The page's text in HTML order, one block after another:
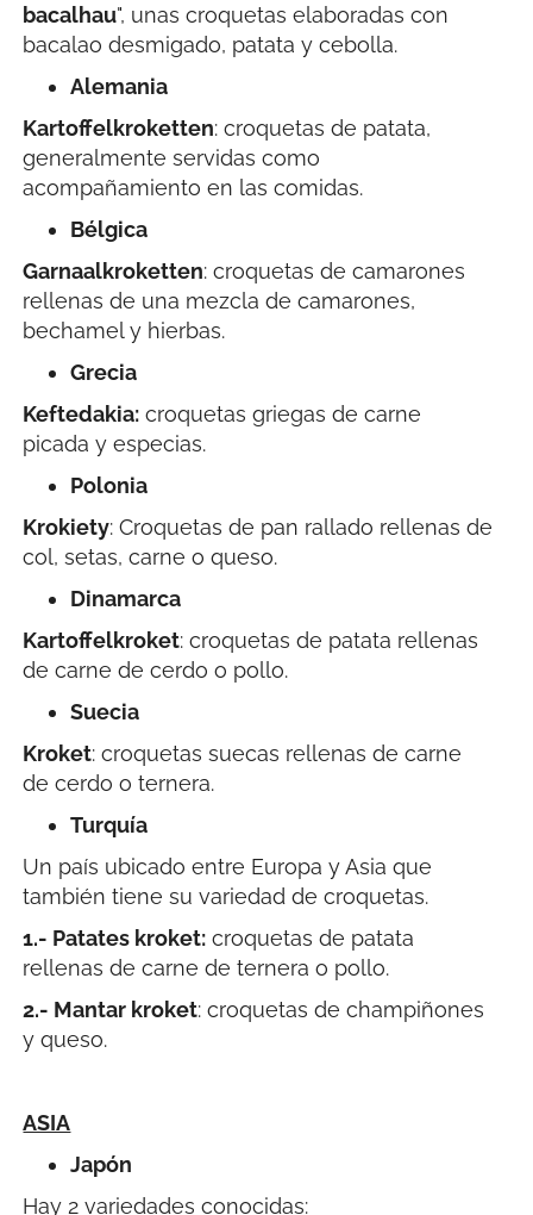
bacalhau", unas croquetas elaboradas con
bacalao desmigado, patata y cebolla.
Alemania
Kartoffelkroketten: croquetas de patata,
generalmente servidas como
acompañamiento en las comidas.
Bélgica
Garnaalkroketten: croquetas de camarones
rellenas de una mezcla de camarones,
bechamel y hierbas.
Grecia
Keftedakia: croquetas griegas de carne
picada y especias.
Polonia
Krokiety: Croquetas de pan rallado rellenas de
col, setas, carne o queso.
Dinamarca
Kartoffelkroket: croquetas de patata rellenas
de carne de cerdo o pollo.
Suecia
Kroket: croquetas suecas rellenas de carne
de cerdo o ternera.
Turquía
Un país ubicado entre Europa y Asia que
también tiene su variedad de croquetas.
1.- Patates kroket: croquetas de patata
rellenas de carne de ternera o pollo.
2.- Mantar kroket: croquetas de champiñones
y queso.
ASIA
Japón
Hay 2 variedades conocidas: